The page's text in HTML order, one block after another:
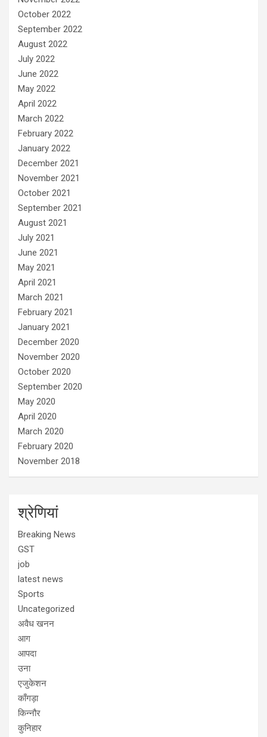
October 2022
September 2022
August 2022
July 2022
June 2022
May 2022
April 2022
March 2022
February 2022
January 2022
December 2021
November 2021
October 2021
September 2021
August 2021
July 2021
June 2021
May 2021
April 2021
March 2021
February 2021
January 2021
December 2020
November 2020
October 2020
September 2020
May 2020
April 2020
March 2020
February 2020
November 2018
श्रेणियां
Breaking News
GST
job
latest news
Sports
Uncategorized
अवैध खनन
आग
आपदा
उना
एजुकेशन
काँगड़ा
किन्नौर
कुनिहार